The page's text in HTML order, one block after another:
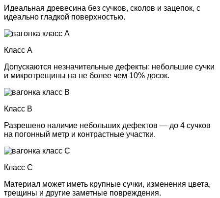
Идеальная древесина без сучков, сколов и зацепок, с
идеально гладкой поверхностью.
Класс А
Допускаются незначительные дефекты: небольшие сучки
и микротрещины на не более чем 10% досок.
Класс В
Разрешено наличие небольших дефектов — до 4 сучков
на погонный метр и контрастные участки.
Класс С
Материал может иметь крупные сучки, изменения цвета,
трещины и другие заметные повреждения.